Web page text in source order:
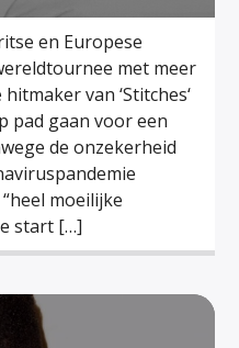
en Europese
met meer
van ‘Stitches‘
pad gaan voor een
de onzekerheid
moeilijke
start […]